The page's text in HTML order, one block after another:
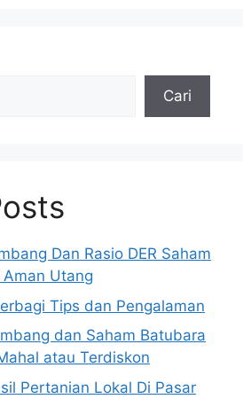
Cari
Dan Rasio DER Saham
Utang
Tips dan Pengalaman
dan Saham Batubara
atau Terdiskon
Pertanian Lokal Di Pasar